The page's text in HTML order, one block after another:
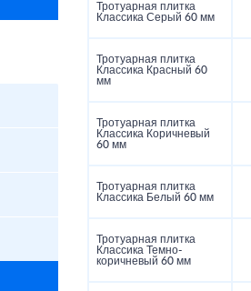
Тротуарная плитка
Классика Серый 60 мм
Тротуарная плитка
Классика Красный 60
мм
Тротуарная плитка
Классика Коричневый
60 мм
Тротуарная плитка
Классика Белый 60 мм
Тротуарная плитка
Классика Темно-
коричневый 60 мм